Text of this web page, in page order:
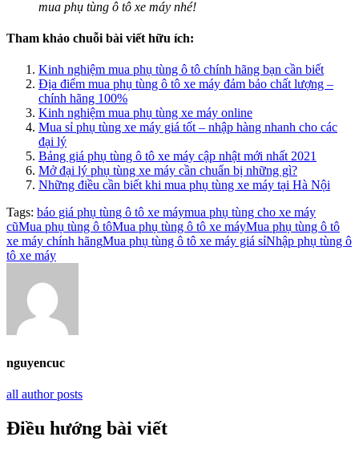
mua phụ tùng ô tô xe máy nhé!
Tham khảo chuỗi bài viết hữu ích:
Kinh nghiệm mua phụ tùng ô tô chính hãng bạn cần biết
Địa điểm mua phụ tùng ô tô xe máy đảm bảo chất lượng –
chính hãng 100%
Kinh nghiệm mua phụ tùng xe máy online
Mua sỉ phụ tùng xe máy giá tốt – nhập hàng nhanh cho các
đại lý
Bảng giá phụ tùng ô tô xe máy cập nhật mới nhất 2021
Mở đại lý phụ tùng xe máy cần chuẩn bị những gì?
Những điều cần biết khi mua phụ tùng xe máy tại Hà Nội
Tags: báo giá phụ tùng ô tô xe máymua phụ tùng cho xe máy
cũMua phụ tùng ô tôMua phụ tùng ô tô xe máyMua phụ tùng ô tô
xe máy chính hãngMua phụ tùng ô tô xe máy giá sỉNhập phụ tùng ô
tô xe máy
nguyencuc
all author posts
Điều hướng bài viết